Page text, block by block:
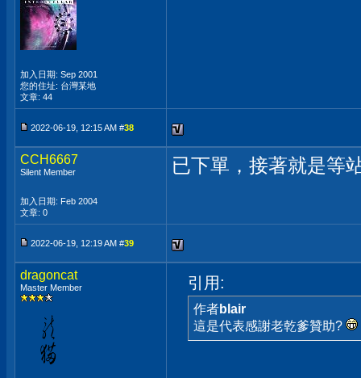
加入日期: Sep 2001
您的住址: 台灣某地
文章: 44
2022-06-19, 12:15 AM #38
CCH6667
Silent Member
加入日期: Feb 2004
文章: 0
已下單，接著就是等
2022-06-19, 12:19 AM #39
dragoncat
Master Member 引用:
作者blair
這是代表感謝老乾爹贊助?